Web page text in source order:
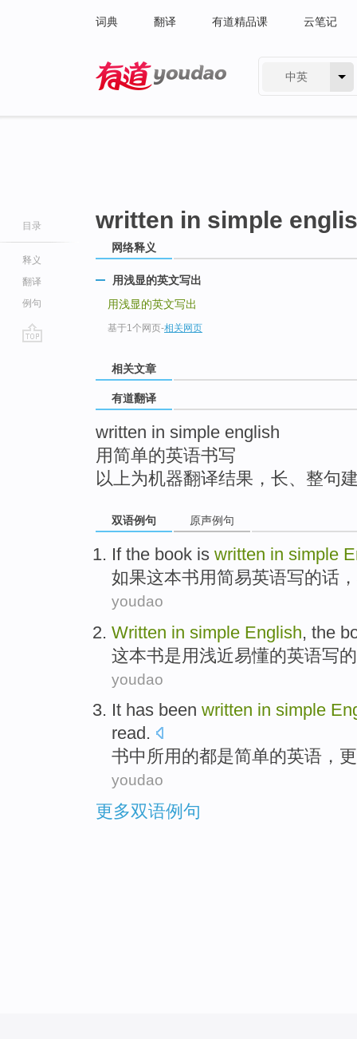
词典 翻译 有道精品课 云笔记
中英
目录
释义
翻译
例句
written in simple
网络释义
用浅显的英文写出
用浅显的英文写出
基于1个网页-相关网页
相关文章
有道翻译
written in simple english
用简单的英语书写
以上为机器翻译结果，长、整句
双语例句 原声例句
If the book is written in simple
如果这本书用简易英语写的话
youdao
Written in simple English, the
这本书是用浅近易懂的英语写
youdao
It has been written in simple
read .
书中 所用 的都是简单的英语 ，更
youdao
更多双语例句